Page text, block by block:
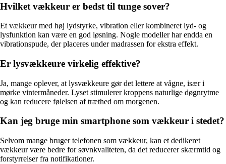
Hvilket vækkeur er bedst til tunge sover?
Et vækkeur med høj lydstyrke, vibration eller kombineret lyd- og
lysfunktion kan være en god løsning. Nogle modeller har endda en
vibrationspude, der placeres under madrassen for ekstra effekt.
Er lysvækkeure virkelig effektive?
Ja, mange oplever, at lysvækkeure gør det lettere at vågne, især i
mørke vintermåneder. Lyset stimulerer kroppens naturlige døgnrytme
og kan reducere følelsen af træthed om morgenen.
Kan jeg bruge min smartphone som vækkeur i stedet?
Selvom mange bruger telefonen som vækkeur, kan et dedikeret
vækkeur være bedre for søvnkvaliteten, da det reducerer skærmtid og
forstyrrelser fra notifikationer.